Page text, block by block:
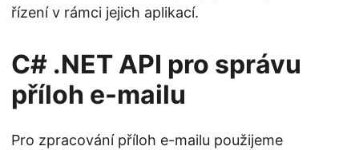
řízení v rámci jejich aplikací.
C# .NET API pro správu
příloh e-mailu
Pro zpracování příloh e-mailu použijeme